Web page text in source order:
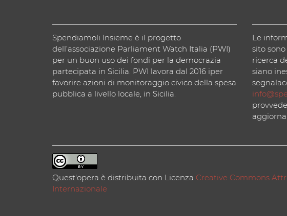
Spendiamoli Insieme è il progetto
dell’associazione Parliament Watch Italia (PWI)
per un buon uso dei fondi per la democrazia
partecipata in Sicilia. PWI lavora dal 2016 iper
favorire azioni di monitoraggio civico della spesa
pubblica a livello locale, in Sicilia.
Le
sito
ricerca
siano
Quest'opera è distribuita con Licenza Creative Commons
Internazionale